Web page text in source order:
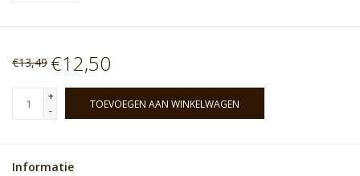
€13,49 €12,50
+
-
TOEVOEGEN AAN WINKELWAGEN
Informatie